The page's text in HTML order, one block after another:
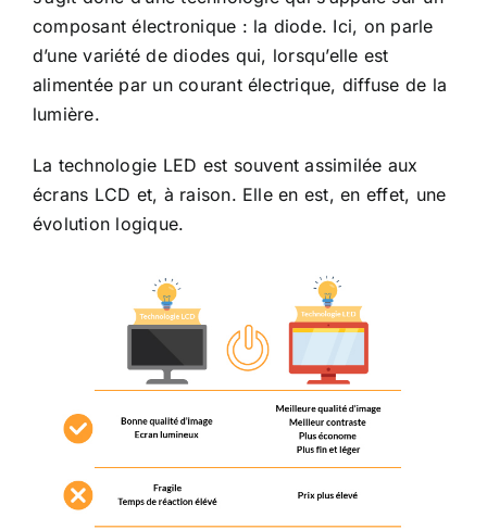
composant électronique : la diode. Ici, on parle
d’une variété de diodes qui, lorsqu’elle est
alimentée par un courant électrique, diffuse de la
lumière.
La technologie LED est souvent assimilée aux
écrans LCD et, à raison. Elle en est, en effet, une
évolution logique.